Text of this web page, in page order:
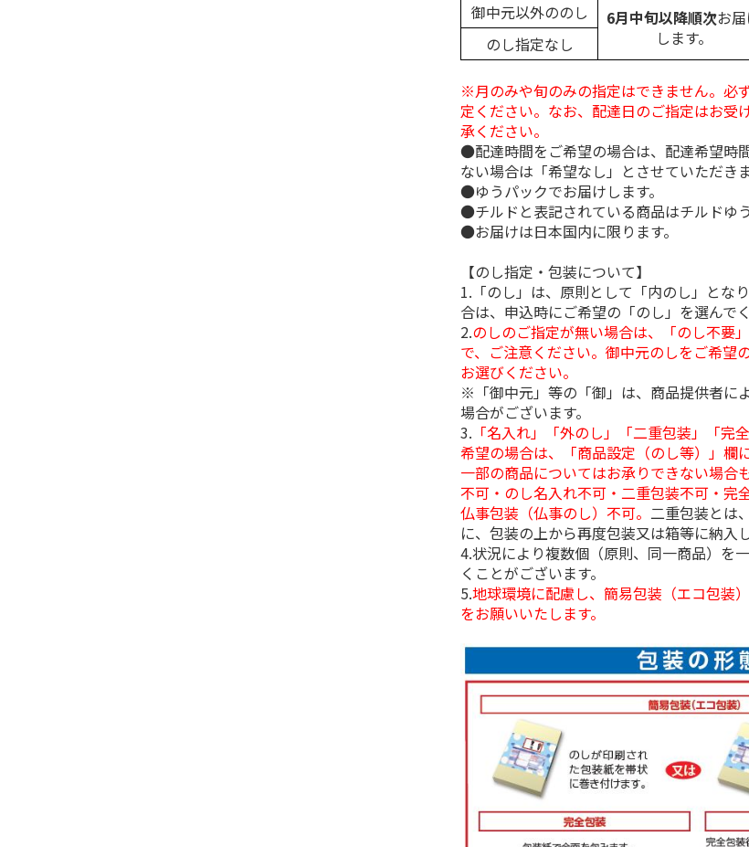
御中元以外ののし 6月中旬以降順次お
します。
のし指定なし
※月のみや旬のみの指定はできません。必
定ください。なお、配達日のご指定はお受
承ください。
●配達時間をご希望の場合は、配達希望時
ない場合は「希望なし」とさせていただきま
●ゆうパックでお届けします。
●チルドと表記されている商品はチルドゆ
●お届けは日本国内に限ります。
【のし指定・包装について】
1.「のし」は、原則として「内のし」とな
合は、申込時にご希望の「のし」を選んで
2.のしのご指定が無い場合は、「のし不要
で、ご注意ください。御中元のしをご希望
お選びください。
※「御中元」等の「御」は、商品提供者に
場合がございます。
3. 「名入れ」「外のし」「二重包装」「完
希望の場合は、「商品設定（のし等）」欄
一部の商品についてはお承りできない場合
不可・のし名入れ不可・二重包装不可・完
仏事包装（仏事のし）不可。 二重包装とは
に、包装の上から再度包装又は箱等に納入
4.状況により複数個（原則、同一商品）を
くことがございます。
5.地球環境に配慮し、簡易包装（エコ包装
をお願いいたします。